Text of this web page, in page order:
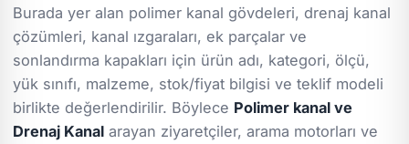
Burada yer alan polimer kanal gövdeleri, drenaj kanal
çözümleri, kanal ızgaraları, ek parçalar ve
sonlandırma kapakları için ürün adı, kategori, ölçü,
yük sınıfı, malzeme, stok/fiyat bilgisi ve teklif modeli
birlikte değerlendirilir. Böylece Polimer kanal ve
Drenaj Kanal arayan ziyaretçiler, arama motorları ve